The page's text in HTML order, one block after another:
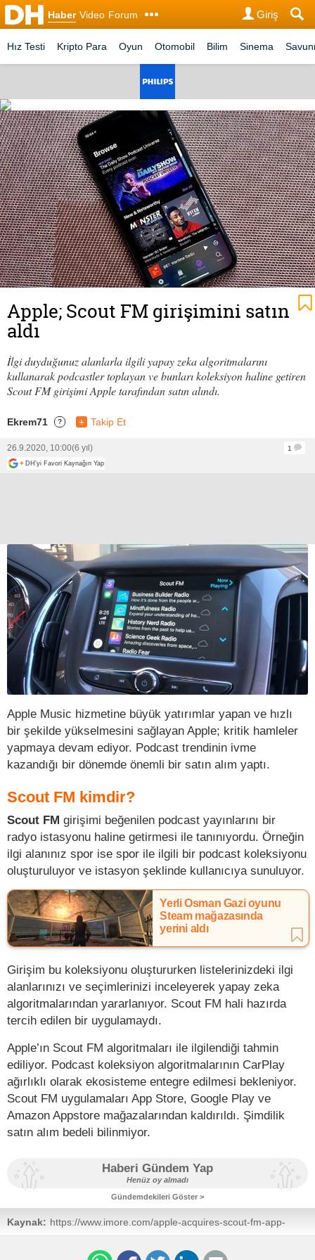
Haber Video Forum Giriş
Hız Testi Kripto Para Oyun Otomobil Bilim Sinema
Apple; Scout FM girişimini satın
aldı
İlgi duyduğunuz alanlarla ilgili yapay zeka algoritmalarını
kullanarak podcastler toplayan ve bunları koleksiyon haline getiren
Scout FM girişimi Apple tarafından satın alındı.
Ekrem71 ? + Takip Et
26.9.2020, 10:00(6 yıl)
1
+ DH'yi Favori Kaynağın Yap
Apple Music hizmetine büyük yatırımlar yapan ve hızlı
bir şekilde yükselmesini sağlayan Apple; kritik hamleler
yapmaya devam ediyor. Podcast trendinin ivme
kazandığı bir dönemde önemli bir satın alım yaptı.
Scout FM kimdir?
Scout FM girişimi beğenilen podcast yayınlarını bir
radyo istasyonu haline getirmesi ile tanınıyordu. Örneğin
ilgi alanınız spor ise spor ile ilgili bir podcast koleksiyonu
oluşturuluyor ve istasyon şeklinde kullanıcıya sunuluyor.
Yerli Osman Gazi oyunu
Steam mağazasında
yerini aldı
Girişim bu koleksiyonu oluştururken listelerinizdeki ilgi
alanlarınızı ve seçimlerinizi inceleyerek yapay zeka
algoritmalarından yararlanıyor. Scout FM hali hazırda
tercih edilen bir uygulamaydı.
Apple’ın Scout FM algoritmaları ile ilgilendiği tahmin
ediliyor. Podcast koleksiyon algoritmalarının CarPlay
ağırlıklı olarak ekosisteme entegre edilmesi bekleniyor.
Scout FM uygulamaları App Store, Google Play ve
Amazon Appstore mağazalarından kaldırıldı. Şimdilik
satın alım bedeli bilinmiyor.
Haberi Gündem Yap
Henüz oy almadı
Gündemdekileri Göster >
Kaynak: https://www.imore.com/apple-acquires-scout-fm-app-
turned-podcasts-radio-stations